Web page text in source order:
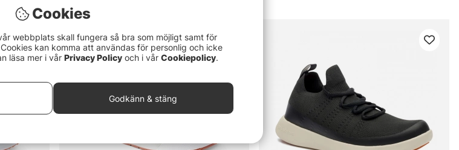
Cookies
webbplats skall fungera så bra som möjligt samt för
kan komma att användas för personlig och icke
läsa mer i vår Privacy Policy och i vår Cookiepolicy.
Godkänn & stäng